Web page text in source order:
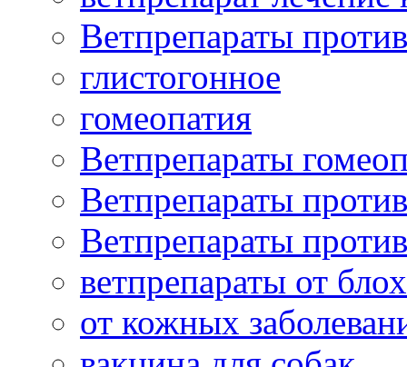
Ветпрепараты
глистогонное
гомеопатия
Ветпрепараты
Ветпрепараты
Ветпрепараты
ветпрепараты от
от кожных